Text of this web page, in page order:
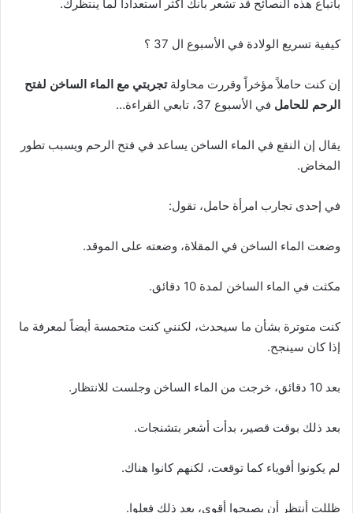
باتباع هذه النصائح قد تشعر بأنك أكثر استعداداً لما ينتظرك.
كيفية تسريع الولادة في الأسبوع ال 37 ؟
إن كنت حاملاً مؤخراً وقررت محاولةتجربتي مع الماء الساخن لفتح
الرحم للحامل في الأسبوع 37، تابعي القراءة…
يقال إن النقع في الماء الساخن يساعد في فتح الرحم ويسبب تطور
المخاض.
في إحدى تجارب امرأة حامل، تقول:
وضعت الماء الساخن في المقلاة، وضعته على الموقد.
مكثت في الماء الساخن لمدة 10 دقائق.
كنت متوترة بشأن ما سيحدث، لكنني كنت متحمسة أيضاً لمعرفة ما
إذا كان سينجح.
بعد 10 دقائق، خرجت من الماء الساخن وجلست للانتظار.
بعد ذلك بوقت قصير، بدأت أشعر بتشنجات.
لم يكونوا أقوياء كما توقعت، لكنهم كانوا هناك.
ظللت أنتظر أن يصبحوا أقوى، بعد ذلك فعلوا.